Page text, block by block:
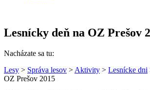
Lesnícky deň na OZ Prešov
Nacházate sa tu:
Lesy > Správa lesov > Aktivity > Lesnícke dni
OZ Prešov 2015